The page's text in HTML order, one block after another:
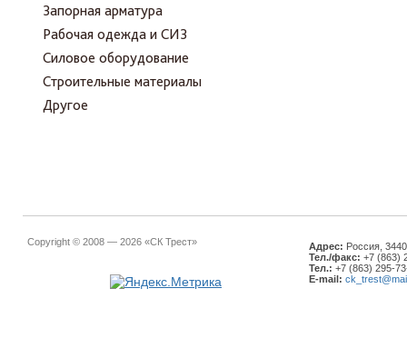
Запорная арматура
Рабочая одежда и СИЗ
Силовое оборудование
Строительные материалы
Другое
Copyright © 2008 — 2026 «СК Трест» Адрес: Россия,
Тел./факс: +7 (863)
Тел.: +7 (863) 295-
E-mail: